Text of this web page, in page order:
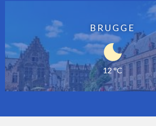
BRUGGE
12 °C